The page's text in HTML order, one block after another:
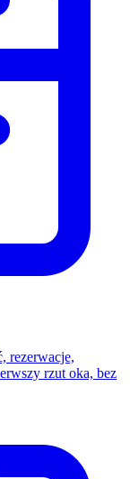
rezerwacje,
rzut oka, bez